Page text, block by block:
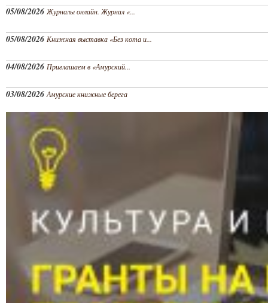
05/08/2026Журналы онлайн. Журнал «...
05/08/2026 Книжная выставка «Без кота и...
04/08/2026 Приглашаем в «Амурский...
03/08/2026Амурские книжные берега